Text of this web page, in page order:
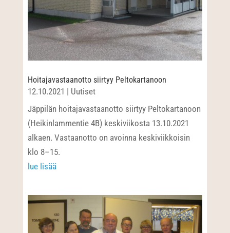
Hoitajavastaanotto siirtyy Peltokartanoon
12.10.2021 | Uutiset
Jäppilän hoitajavastaanotto siirtyy Peltokartanoon
(Heikinlammentie 4B) keskiviikosta 13.10.2021
alkaen. Vastaanotto on avoinna keskiviikkoisin
klo 8–15.
lue lisää